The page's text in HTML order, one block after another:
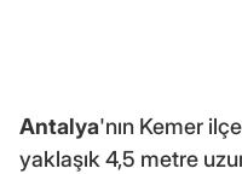
Antalya'nın Kemer
yaklaşık 4,5 metre